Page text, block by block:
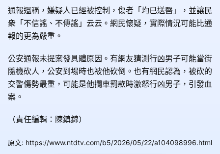
通報還稱，嫌疑人已經被控制，傷者「均已送醫」，並讓民
衆「不信謠、不傳謠」云云。網民懷疑，實際情況可能比通
報的更為嚴重。
公安通報未提案發具體原因。有網友猜測行凶男子可能當街
隨機砍人，公安到場時也被他砍倒。也有網民認為，被砍的
交警傷勢最重，可能是他攔車罰款時激怒行凶男子，引發血
案。
（責任編輯：陳鎮錦）
原文: https://www.ntdtv.com/b5/2026/05/22/a104098996.html